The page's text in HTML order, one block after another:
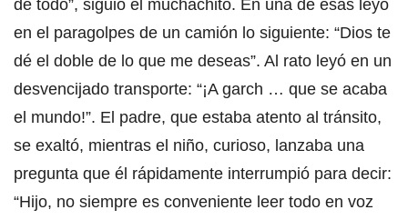
de todo”, siguió el muchachito. En una de esas leyó
en el paragolpes de un camión lo siguiente: “Dios te
dé el doble de lo que me deseas”. Al rato leyó en un
desvencijado transporte: “¡A garch … que se acaba
el mundo!”. El padre, que estaba atento al tránsito,
se exaltó, mientras el niño, curioso, lanzaba una
pregunta que él rápidamente interrumpió para decir:
“Hijo, no siempre es conveniente leer todo en voz